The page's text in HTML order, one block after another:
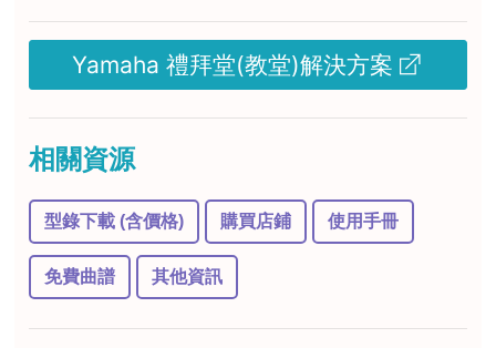
Yamaha 禮拜堂(教堂)解決方案
相關資源
型錄下載 (含價格) 購買店鋪 使用手冊
免費曲譜 其他資訊